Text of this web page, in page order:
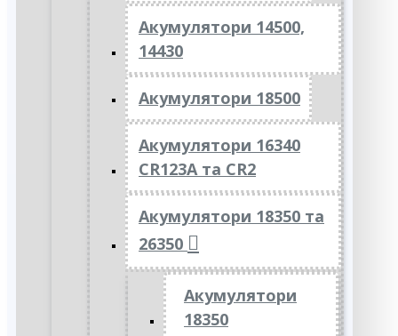
Акумулятори 14500,
14430
Акумулятори 18500
Акумулятори 16340
CR123A та CR2
Акумулятори 18350 та
26350
Акумулятори
18350